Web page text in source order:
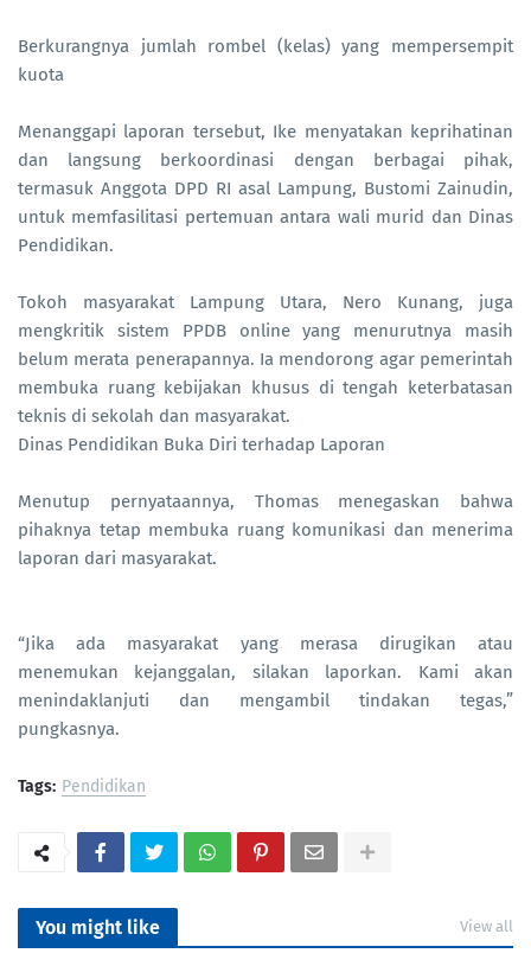
Berkurangnya jumlah rombel (kelas) yang mempersempit
kuota
Menanggapi laporan tersebut, Ike menyatakan keprihatinan
dan langsung berkoordinasi dengan berbagai pihak,
termasuk Anggota DPD RI asal Lampung, Bustomi Zainudin,
untuk memfasilitasi pertemuan antara wali murid dan Dinas
Pendidikan.
Tokoh masyarakat Lampung Utara, Nero Kunang, juga
mengkritik sistem PPDB online yang menurutnya masih
belum merata penerapannya. Ia mendorong agar pemerintah
membuka ruang kebijakan khusus di tengah keterbatasan
teknis di sekolah dan masyarakat.
Dinas Pendidikan Buka Diri terhadap Laporan
Menutup pernyataannya, Thomas menegaskan bahwa
pihaknya tetap membuka ruang komunikasi dan menerima
laporan dari masyarakat.
“Jika ada masyarakat yang merasa dirugikan atau
menemukan kejanggalan, silakan laporkan. Kami akan
menindaklanjuti dan mengambil tindakan tegas,”
pungkasnya.
Tags: Pendidikan
You might like View all